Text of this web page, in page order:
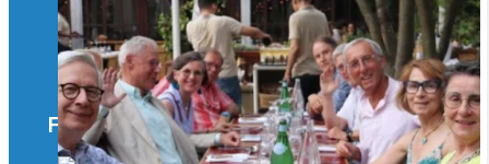
🥳 Le 22 avril dernier, 14 Alumni vivant / travaillant
en Suisse ont partagé un moment convivial de
retrouvailles et d'échanges !
Merci à tous pour votre présence et à Alexandre
CHEA pour l'organisation !
il y a 3 mois
Facebook